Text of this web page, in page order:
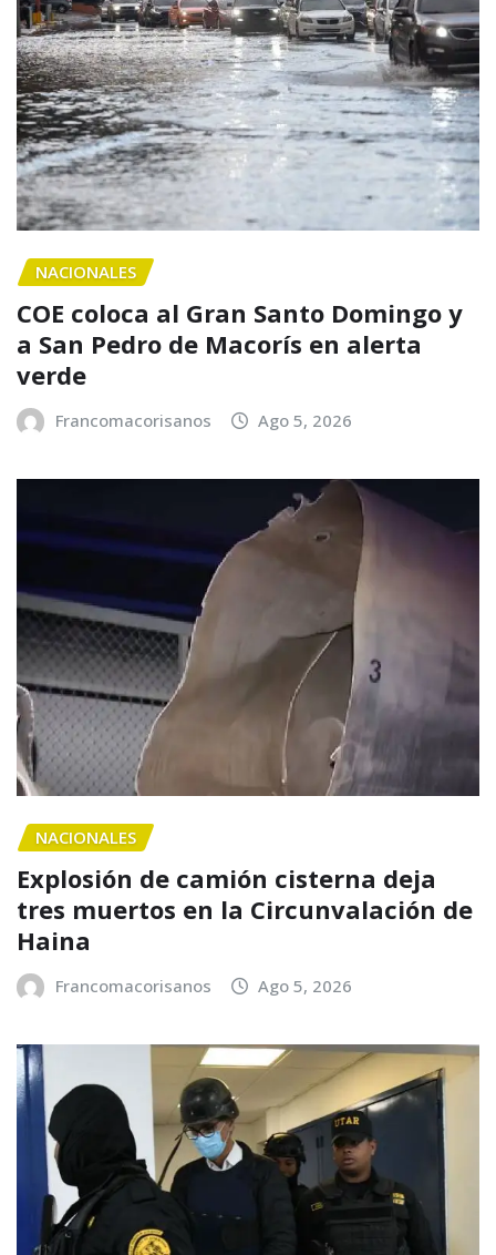
NACIONALES
COE coloca al Gran Santo Domingo y
a San Pedro de Macorís en alerta
verde
Francomacorisanos Ago 5, 2026
NACIONALES
Explosión de camión cisterna deja
tres muertos en la Circunvalación de
Haina
Francomacorisanos Ago 5, 2026